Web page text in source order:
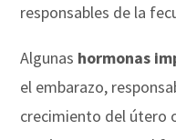
responsables de la
Algunas hormonas
el embarazo,
crecimiento del útero